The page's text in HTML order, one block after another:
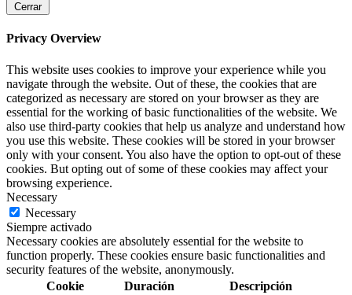
Cerrar
Privacy Overview
This website uses cookies to improve your experience while you
navigate through the website. Out of these, the cookies that are
categorized as necessary are stored on your browser as they are
essential for the working of basic functionalities of the website. We
also use third-party cookies that help us analyze and understand how
you use this website. These cookies will be stored in your browser
only with your consent. You also have the option to opt-out of these
cookies. But opting out of some of these cookies may affect your
browsing experience.
Necessary
Necessary
Siempre activado
Necessary cookies are absolutely essential for the website to
function properly. These cookies ensure basic functionalities and
security features of the website, anonymously.
Cookie
Duración Descripción